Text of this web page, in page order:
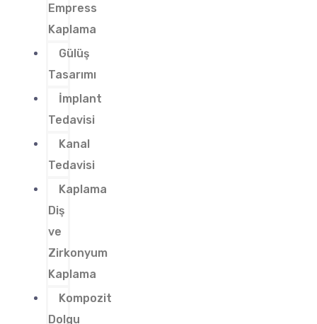
Empress
Kaplama
Gülüş
Tasarımı
İmplant
Tedavisi
Kanal
Tedavisi
Kaplama
Diş
ve
Zirkonyum
Kaplama
Kompozit
Dolgu